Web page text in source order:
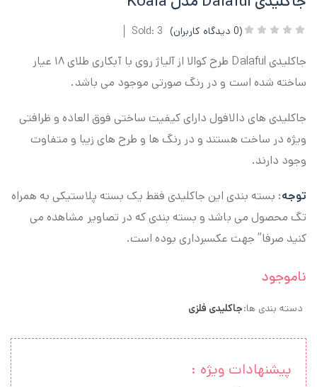
(
0 دیدگاه کاربران) Sold: 3
جاکلیدی Dalaful طرح کوالا از آلیاژ روی با آبکاری طلای ۱۸ عیار
ساخته شده است و در رنگ صورتی موجود می باشد.
جاکلیدی های دالافول دارای کیفیت ساختی فوق العاده و ظرافتی
ویژه در ساخت هستند و در رنگ ها و طرح های زیبا و متفاوت
وجود دارند.
توجه: بسته بندی این جاکلیدی فقط یک بسته پلاستیکی به همراه
تگ محصول می باشد و بسته بندی که در تصاویر مشاهده می
کنید صرفا” جهت عکسبرداری بوده است.
ناموجود
دسته بندی ها:جاکلیدی فلزی
پیشنهادات ویژه :